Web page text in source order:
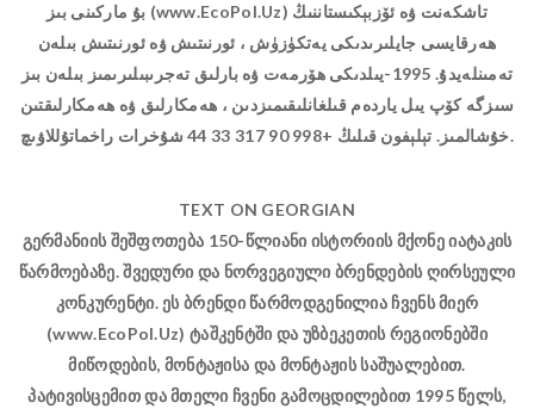
بۇ ماركىنى بىز (www.EcoPol.Uz) تاشكەنت ۋە ئۆزبېكىستاننىڭ
ھەرقايسى جايلىرىدىكى يەتكۈزۈش ، ئورنىتىش ۋە ئورنىتىش بىلەن
تەمىنلەيدۇ. 1995-يىلدىكى ھۆرمەت ۋە بارلىق تەجرىبىلىرىمىز بىلەن بىز
سىزگە كۆپ يىل ياردەم قىلغانلىقىمىزدىن ، ھەمكارلىق ۋە ھەمكارلىقتىن
خۇشالمىز. تېلېفون قىلىڭ +998 90 317 33 44 شۇخرات راخماتۇللاۋىچ.
TEXT ON GEORGIAN
გერმანიის შეშფოთება 150-წლიანი ისტორიის მქონე იატაკის
წარმოებაზე. შვედური და ნორვეგიული ბრენდების ღირსეული
კონკურენტი. ეს ბრენდი წარმოდგენილია ჩვენს მიერ
(www.EcoPol.Uz) ტაშკენტში და უზბეკეთის რეგიონებში
მიწოდების, მონტაჟისა და მონტაჟის საშუალებით.
პატივისცემით და მთელი ჩვენი გამოცდილებით 1995 წელს,